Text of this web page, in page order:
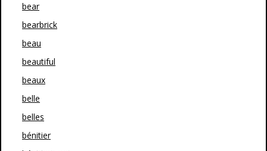
bear
bearbrick
beau
beautiful
beaux
belle
belles
bénitier